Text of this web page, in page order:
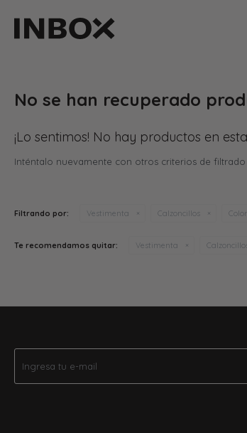
No se han recuperado
¡Lo sentimos! No hay productos en
Inténtalo nuevamente con otros criterios de
Filtrando por: Vestimenta Calzoncillos Color:
Te recomendamos quitar: Vestimenta